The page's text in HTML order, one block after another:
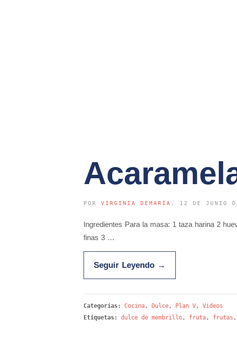
POR VIRGINIA DEMARÍA , 12 DE JUNIO
Ingredientes Para la masa: 1 taza harina 2
finas 3 …
Seguir Leyendo →
Categorías: Cocina , Dulce , Plan V , Videos
Etiquetas:
dulce de membrillo , fruta , frutas ,